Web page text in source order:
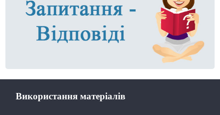
Використання матеріалів